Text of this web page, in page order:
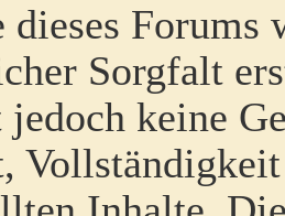
Forums
Sorgfalt
keine